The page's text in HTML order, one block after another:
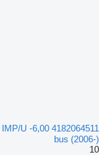
bus (2006-)
10